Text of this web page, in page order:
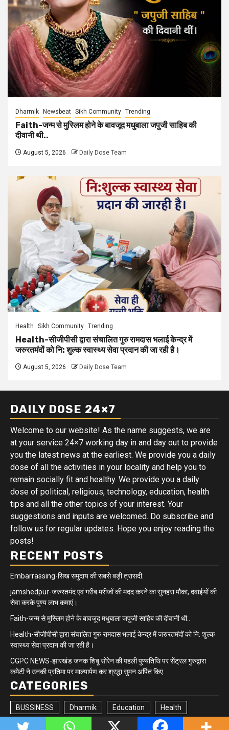
Dharmik Newsbeat Sikh Community Trending
Faith-जन्म से मुस्लिम होने के बावजूद मधुबाला जपुजी साहिब की
दीवानी थी..
August 5, 2026 Daily Dose Team
Health Sikh Community Trending
Health-सीजीपीसी द्वारा संचालित गुरु रामदास भलाई केन्द्र में
जरुरतमंदों को नि: शुल्क स्वास्थ्य सेवा प्रदान की जा रही है।
August 5, 2026 Daily Dose Team
DAILY DOSE 24×7
Welcome to our website! As the name suggests, we are
at your service 24×7 working day in and day out to provide
you the latest news at the earliest. We provide you a daily
dose of all the activities in your locality and help you to
remain socially fit and healthy. We provide you a daily
dose of political, religious, technology, education, health
tips and all the other topics of your interest. Your
suggestions and inputs are welcomed. Do subscribe and
follow us for regular updates. Hope you enjoy reading the
posts!
RECENT POSTS
Embarrassing-सिख समुदाय की सबसे बड़ी त्रासदी.
jamshedpur-जरुरतमंद एवं गरीब मरीजों की मदद करने का सुनहरा मौका, दवाईयों की
सेवा करके पुण्य लाभ कमाएं।
Faith-जन्म से मुस्लिम होने के बावजूद मधुबाला जपुजी साहिब की दीवानी थी..
Health-सीजीपीसी द्वारा संचालित गुरु रामदास भलाई केन्द्र में जरुरतमंदों को नि: शुल्क
स्वास्थ्य सेवा प्रदान की जा रही है।
CGPC NEWS-झारखंड जनक शिबू सोरेन की पहली पुण्यतिथि पर सेंट्रल गुरुद्वारा
कमेटी ने उनकी प्रतिमा पर माल्यार्पण कर श्रद्धा सुमन अर्पित किए.
CATEGORIES
BUSSINESS Dharmik Education Health
Jharkhand/Bihar Matrimonial Minority